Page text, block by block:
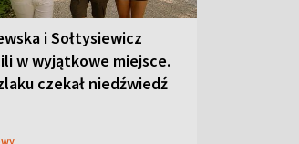
i Sołtysiewicz
w wyjątkowe miejsce.
czekał niedźwiedź